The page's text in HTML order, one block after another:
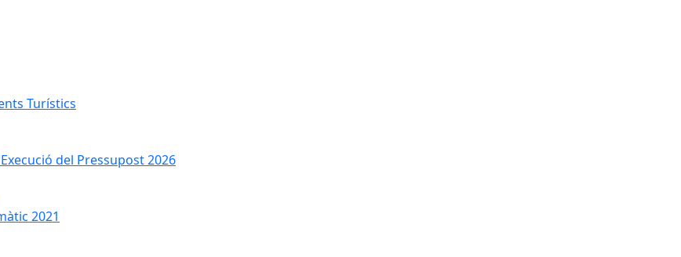
Turístics
del Pressupost 2026
2021